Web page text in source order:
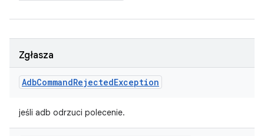
Zgłasza
AdbCommandRejectedException
jeśli adb odrzuci polecenie.